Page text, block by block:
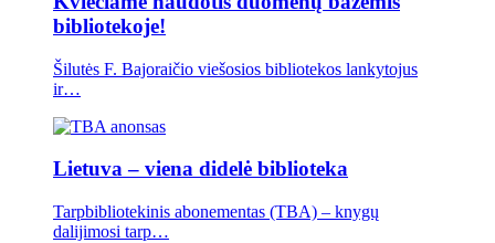
bibliotekoje!
Šilutės F. Bajoraičio viešosios bibliotekos lankytojus
ir…
Lietuva – viena didelė biblioteka
Tarpbibliotekinis abonementas (TBA) – knygų
dalijimosi tarp…